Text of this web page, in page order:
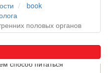
book
половых органов
средиземноморскую диету
исчезают из нее. Многие
способ питаться